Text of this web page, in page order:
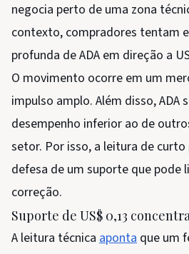
negocia perto de uma zona
contexto, compradores tentam
profunda de ADA em direção a
O movimento ocorre em um
impulso amplo. Além disso, ADA
desempenho inferior ao de
setor. Por isso, a leitura de
defesa de um suporte que pode
correção.
Suporte de US$ 0,13
A leitura técnica aponta que um